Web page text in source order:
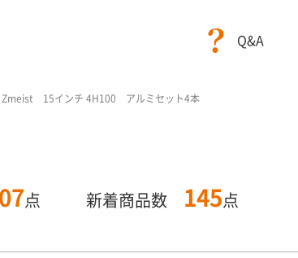
Q&A
Zmeist 15インチ 4H100 アルミセット4本
点 新着商品数 145 点